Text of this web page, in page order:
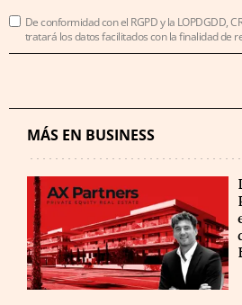
De conformidad con el RGPD y la LOPDGDD,
tratará los datos facilitados con la finalidad de
MÁS EN BUSINESS